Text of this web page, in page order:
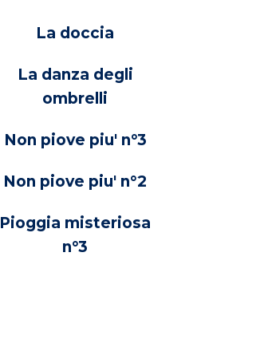
La doccia
La danza degli
ombrelli
Non piove piu' n°3
Non piove piu' n°2
Pioggia misteriosa
n°3